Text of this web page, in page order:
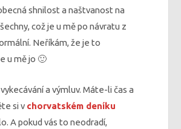
shnilost a naštvanost na
což je u mě po návratu z
Neříkám, že je to
u mě jo 🙂
a výmluv. Máte-li čas a
si v chorvatském deníku
A pokud vás to neodradí,